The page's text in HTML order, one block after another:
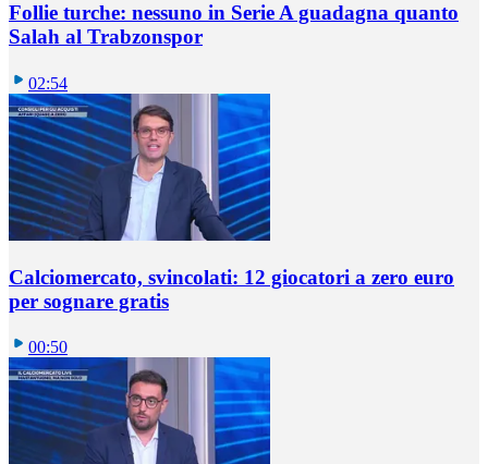
Follie turche: nessuno in Serie A guadagna quanto
Salah al Trabzonspor
02:54
Calciomercato, svincolati: 12 giocatori a zero euro
per sognare gratis
00:50